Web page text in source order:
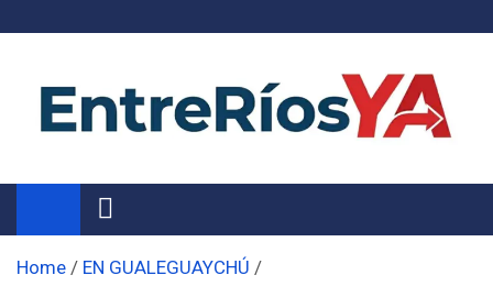
Noticias de Entre Ríos
Información de toda la provincia ahora
Home
EN GUALEGUAYCHÚ